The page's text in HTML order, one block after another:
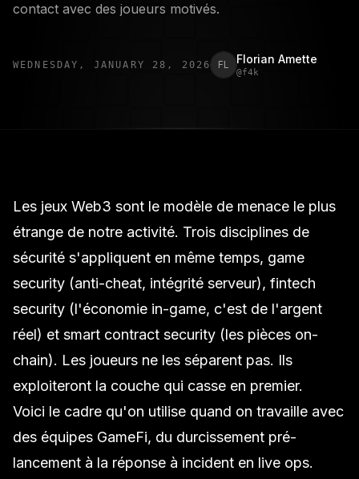
contact avec des joueurs motivés.
WEDNESDAY, JANUARY 28, 2026 FL Florian Amette
@f4k
Les jeux Web3 sont le modèle de menace le plus
étrange de notre activité. Trois disciplines de
sécurité s'appliquent en même temps, game
security (anti-cheat, intégrité serveur), fintech
security (l'économie in-game, c'est de l'argent
réel) et smart contract security (les pièces on-
chain). Les joueurs ne les séparent pas. Ils
exploiteront la couche qui casse en premier.
Voici le cadre qu'on utilise quand on travaille avec
des équipes GameFi, du durcissement pré-
lancement à la réponse à incident en live ops.